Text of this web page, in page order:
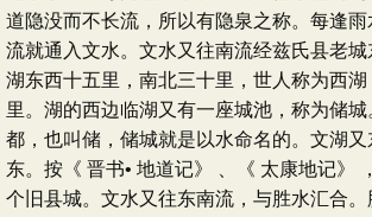
道隐没而不长流，所以有隐泉之称。每逢
流就通入文水。文水又往南流经兹氏县老
湖东西十五里，南北三十里，世人称为西
里。湖的西边临湖又有一座城池，称为储城
都，也叫储，储城就是以水命名的。文湖
东。按《 晋书• 地道记》 、《 太康地记》
个旧县城。文水又往东南流，与胜水汇合